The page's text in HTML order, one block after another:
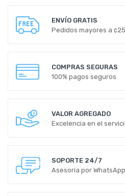
ENVÍO GRATIS
Pedidos mayores a
COMPRAS SEGURAS
100% pagos seguros
VALOR AGREGADO
Excelencia en el
SOPORTE 24/7
Asesoría por WhatsApp